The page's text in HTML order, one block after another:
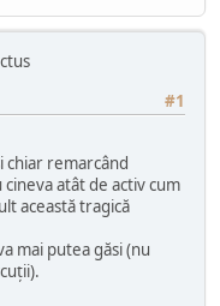
#1
chiar remarcând
atât de activ cum
această tragică
mai putea găsi (nu